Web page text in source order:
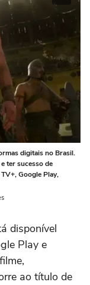
digitais no Brasil.
ter sucesso de
Google Play,
disponível
Play e
ao título de